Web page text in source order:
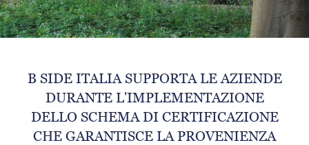
B SIDE ITALIA SUPPORTA LE AZIENDE
DURANTE L'IMPLEMENTAZIONE
DELLO SCHEMA DI CERTIFICAZIONE
CHE GARANTISCE LA PROVENIENZA